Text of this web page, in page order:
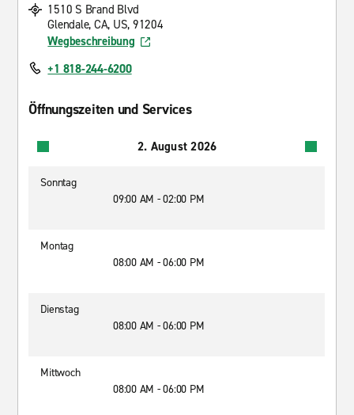
1510 S Brand Blvd
Glendale, CA, US, 91204
Wegbeschreibung
+1 818-244-6200
Öffnungszeiten und Services
2. August 2026
Sonntag
09:00 AM - 02:00 PM
Montag
08:00 AM - 06:00 PM
Dienstag
08:00 AM - 06:00 PM
Mittwoch
08:00 AM - 06:00 PM